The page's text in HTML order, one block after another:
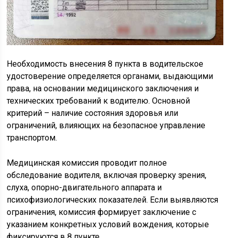
Необходимость внесения 8 пункта в водительское
удостоверение определяется органами, выдающими
права, на основании медицинского заключения и
технических требований к водителю. Основной
критерий – наличие состояния здоровья или
ограничений, влияющих на безопасное управление
транспортом.
Медицинская комиссия проводит полное
обследование водителя, включая проверку зрения,
слуха, опорно-двигательного аппарата и
психофизиологических показателей. Если выявляются
ограничения, комиссия формирует заключение с
указанием конкретных условий вождения, которые